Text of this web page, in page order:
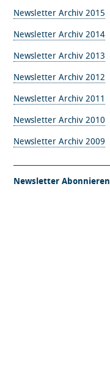
Newsletter Archiv 2015
Newsletter Archiv 2014
Newsletter Archiv 2013
Newsletter Archiv 2012
Newsletter Archiv 2011
Newsletter Archiv 2010
Newsletter Archiv 2009
Newsletter Abonnieren